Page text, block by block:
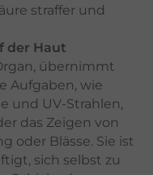
straffer und
der Haut
übernimmt
Aufgaben, wie
und UV-Strahlen,
das Zeigen von
oder Blässe. Sie ist
sich selbst zu